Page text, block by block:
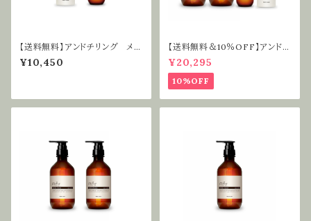
【送料無料】アンドチリング メデ
ィテーションオイル＆炭酸スキャ
ルプアウトバスセット
¥10,450
【送料無料＆10％OFF】アンドチ
リング ライフスタイルケアセット
¥20,295
10%OFF